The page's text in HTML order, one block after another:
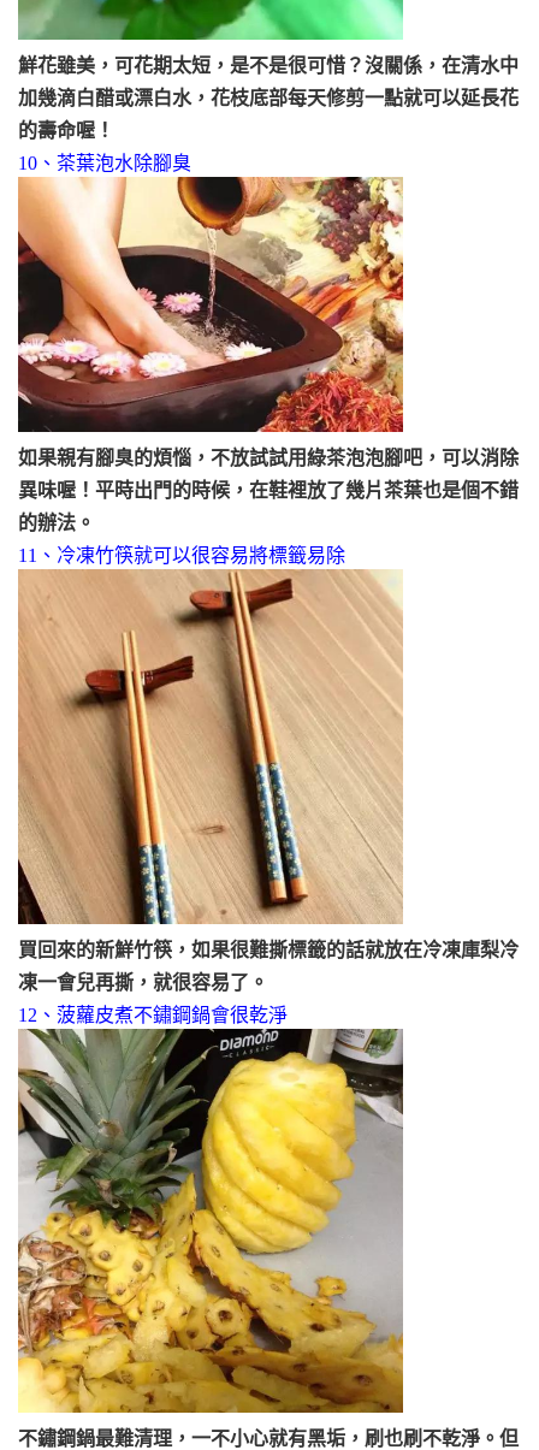
鮮花雖美，可花期太短，是不是很可惜？沒關係，在清水中
加幾滴白醋或漂白水，花枝底部每天修剪一點就可以延長花
的壽命喔！
10、茶葉泡水除腳臭
如果親有腳臭的煩惱，不放試試用綠茶泡泡腳吧，可以消除
異味喔！平時出門的時候，在鞋裡放了幾片茶葉也是個不錯
的辦法。
11、冷凍竹筷就可以很容易將標籤易除
買回來的新鮮竹筷，如果很難撕標籤的話就放在冷凍庫梨冷
凍一會兒再撕，就很容易了。
12、菠蘿皮煮不鏽鋼鍋會很乾淨
不鏽鋼鍋最難清理，一不小心就有黑垢，刷也刷不乾淨。但